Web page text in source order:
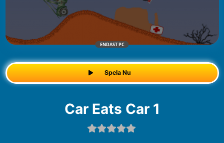
ENDAST PC
Spela Nu
Car Eats Car 1